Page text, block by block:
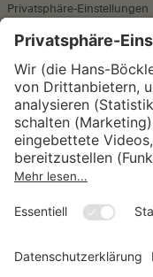
Privatsphäre-Einstellungen
Institut für